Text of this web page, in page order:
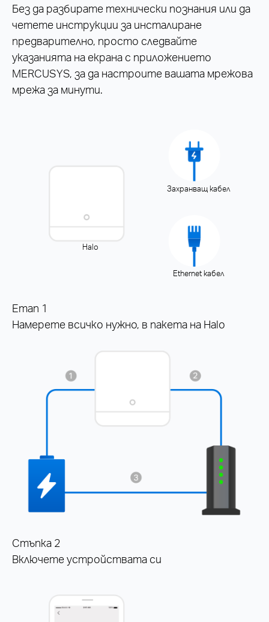
Без да разбирате технически познания или да
четете инструкции за инсталиране
предварително, просто следвайте
указанията на екрана с приложението
MERCUSYS, за да настроите вашата мрежова
мрежа за минути.
Halo
Захранващ кабел
Ethernet кабел
Етап 1
Намерете всичко нужно, в пакета на Halo
Стъпка 2
Включете устройствата си